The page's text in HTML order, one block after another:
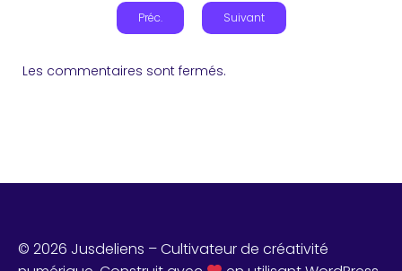
Préc. Suivant
Les commentaires sont fermés.
© 2026 Jusdeliens – Cultivateur de créativité